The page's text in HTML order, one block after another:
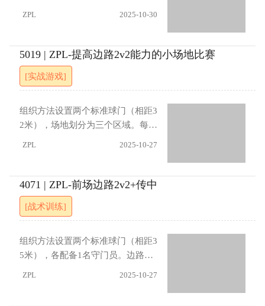
秒内必须完成射门
横向转移与边中结合，利用边路队
型紧凑，在攻防转换时快速回位，
限制前锋接球角度。前锋需把握1对
1时机果断突破射门。进展（1）取
消守门员，后场防守队员兼任守门
职责（2）允许一名后场进攻队员进
入前场协助进攻
3对3对抗，另3名进攻队员位于反
击球门后方。训练由小球门后的进
攻队员运球入场开始，形成3对3攻
防。若防守方获得球权，立即反击
小球门。每次进攻结束（射门或死
球）后，由另一名小球门后的队员
方需通过快速传导与无球跑动创造
移；防守方需掌握盯人与协防转换
时机，利用越位规则限制对方前
插，保持阵型紧凑。进展（1）过半
场线有越位（2）如控球出现困难，
可传球给场外球员，并交换位置，
场外球员继续进攻。（3）防守方需
（4）要求进攻方仅可通过地面传球
ZPL 2025-10-30
5019 | ZPL-提高边路2v2能力的小场地比赛
[实战游戏]
组织方法设置两个标准球门（相距3
2米），场地划分为三个区域。每队
边路开始，进攻方通过边路配合创
造传中机会，前锋负责完成射门。
每次进攻结束后重新由守门员发
球。指导要点边路队员需利用宽度
进行快速传导与突破，传中时注重
弧线与落点控制；前锋应灵活选位
堵传中路线并限制射门角度。进展
ZPL 2025-10-27
4071 | ZPL-前场边路2v2+传中
[战术训练]
组织方法设置两个标准球门（相距3
5米），各配备1名守门员。边路区
ZPL 2025-10-27